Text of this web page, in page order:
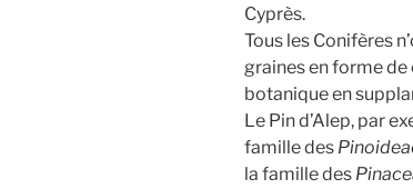
Cyprès.
Tous les Conifères
graines en forme de
botanique en
Le Pin d’Alep, par
famille des
la famille des